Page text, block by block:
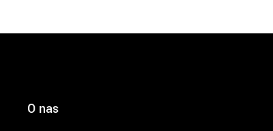
O nas